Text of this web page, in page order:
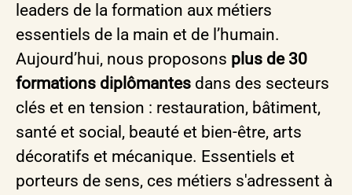
leaders de la formation aux métiers
essentiels de la main et de l’humain.
Aujourd’hui, nous proposons plus de 30
formations diplômantes dans des secteurs
clés et en tension : restauration, bâtiment,
santé et social, beauté et bien-être, arts
décoratifs et mécanique. Essentiels et
porteurs de sens, ces métiers s'adressent à